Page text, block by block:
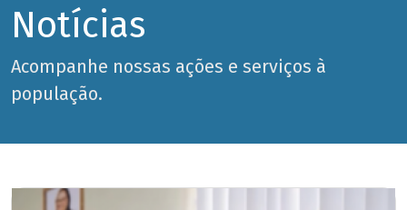
Notícias
Acompanhe nossas ações e serviços à
população.